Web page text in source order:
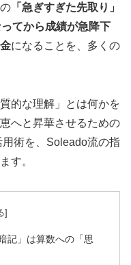
「急ぎすぎた先取り」
てから成績が急降下
になることを、多くの
的な理解」とは何かを
へと昇華させるための
術を、Soleado流の指
す。
記」は算数への「思